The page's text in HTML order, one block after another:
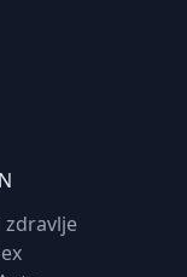
zdravlje